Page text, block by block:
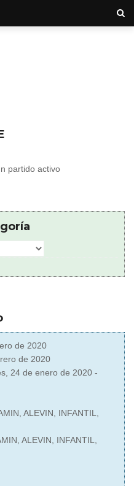
partido activo
de 2020
de 2020
24 de enero de 2020 -
ALEVIN, INFANTIL,
ALEVIN, INFANTIL,